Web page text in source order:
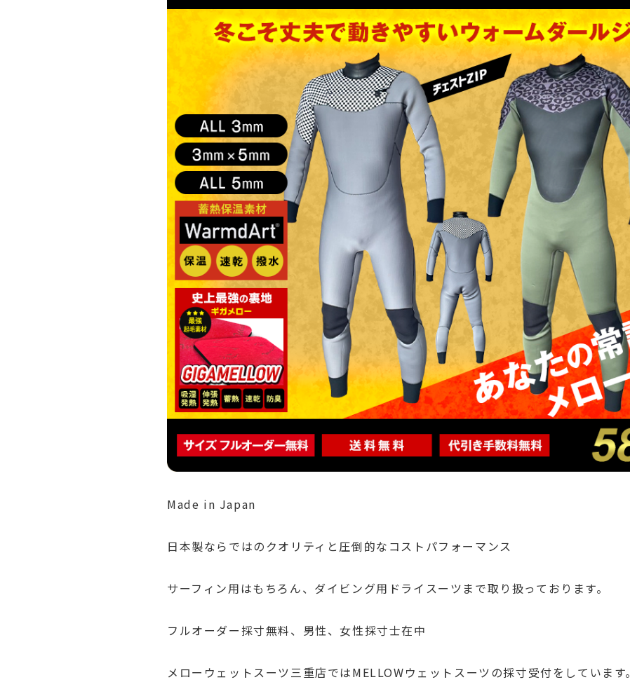
Made in Japan
日本製ならではのクオリティと圧倒的なコストパフォーマンス
サーフィン用はもちろん、ダイビング用ドライスーツまで取り扱っております。
フルオーダー採寸無料、男性、女性採寸士在中
メローウェットスーツ三重店ではMELLOWウェットスーツの採寸受付をしています。